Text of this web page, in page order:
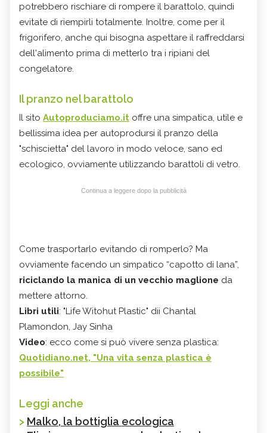
potrebbero rischiare di rompere il barattolo, quindi
evitate di riempirli totalmente. Inoltre, come per il
frigorifero, anche qui bisogna aspettare il raffreddarsi
dell'alimento prima di metterlo tra i ripiani del
congelatore.
Il pranzo nel barattolo
Il sito Autoproduciamo.it offre una simpatica, utile e
bellissima idea per autoprodursi il pranzo della
"schiscietta" del lavoro in modo veloce, sano ed
ecologico, ovviamente utilizzando barattoli di vetro.
Continua a leggere dopo la pubblicità
Come trasportarlo evitando di romperlo? Ma
ovviamente facendo un simpatico “capotto di lana”,
riciclando la manica di un vecchio maglione da
mettere attorno.
Libri utili: "Life Witohut Plastic" dii Chantal
Plamondon,‎ Jay Sinha
Video: ecco come si può vivere senza plastica:
Quotidiano.net, "Una vita senza plastica è
possibile"
Leggi anche
> Malko, la bottiglia ecologica